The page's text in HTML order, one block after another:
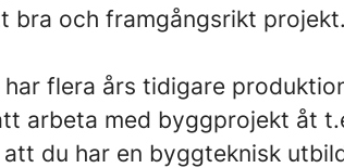
bra och framgångsrikt projekt.
flera års tidigare
arbeta med byggprojekt åt
du har en byggteknisk